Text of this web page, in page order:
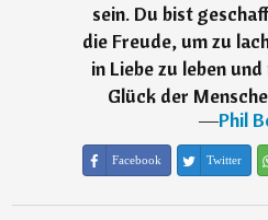
sein. Du bist
die Freude, um zu
in Liebe zu leben
Glück der
―Phil
Facebook Twitter